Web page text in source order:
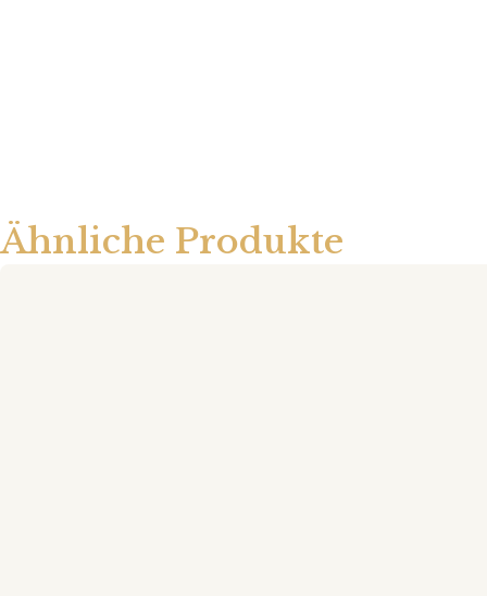
Ähnliche Produkte